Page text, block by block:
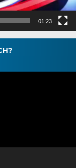
01:23